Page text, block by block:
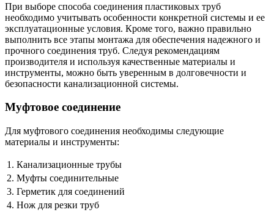
При выборе способа соединения пластиковых труб
необходимо учитывать особенности конкретной системы и ее
эксплуатационные условия. Кроме того, важно правильно
выполнить все этапы монтажа для обеспечения надежного и
прочного соединения труб. Следуя рекомендациям
производителя и используя качественные материалы и
инструменты, можно быть уверенным в долговечности и
безопасности канализационной системы.
Муфтовое соединение
Для муфтового соединения необходимы следующие
материалы и инструменты:
1. Канализационные трубы
2. Муфты соединительные
3. Герметик для соединений
4. Нож для резки труб